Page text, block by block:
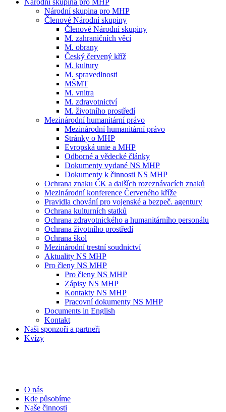
Národní skupina pro MHP
Národní skupina pro MHP
Členové Národní skupiny
Členové Národní skupiny
M. zahraničních věcí
M. obrany
Český červený kříž
M. kultury
M. spravedlnosti
MŠMT
M. vnitra
M. zdravotnictví
M. životního prostředí
Mezinárodní humanitární právo
Mezinárodní humanitární právo
Stránky o MHP
Evropská unie a MHP
Odborné a vědecké články
Dokumenty vydané NS MHP
Dokumenty k činnosti NS MHP
Ochrana znaku ČK a dalších rozeznávacích znaků
Mezinárodní konference Červeného kříže
Pravidla chování pro vojenské a bezpeč. agentury
Ochrana kulturních statků
Ochrana zdravotnického a humanitárního personálu
Ochrana životního prostředí
Ochrana škol
Mezinárodní trestní soudnictví
Aktuality NS MHP
Pro členy NS MHP
Pro členy NS MHP
Zápisy NS MHP
Kontakty NS MHP
Pracovní dokumenty NS MHP
Documents in English
Kontakt
Naši sponzoři a partneři
Kvízy
O nás
Kde působíme
Naše činnosti